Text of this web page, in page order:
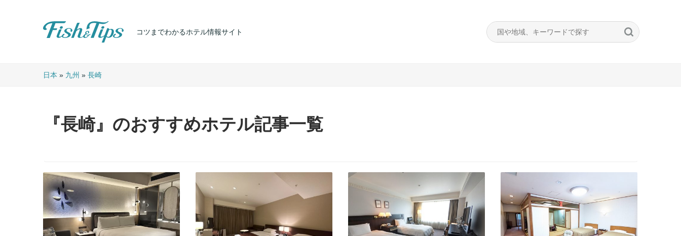
コツまでわかるホテル情報サイト
日本 » 九州 » 長崎
『長崎』のおすすめホテル記事一覧